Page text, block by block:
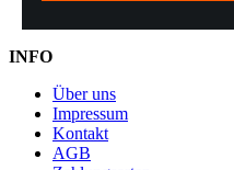
INFO
Über uns
Impressum
Kontakt
AGB